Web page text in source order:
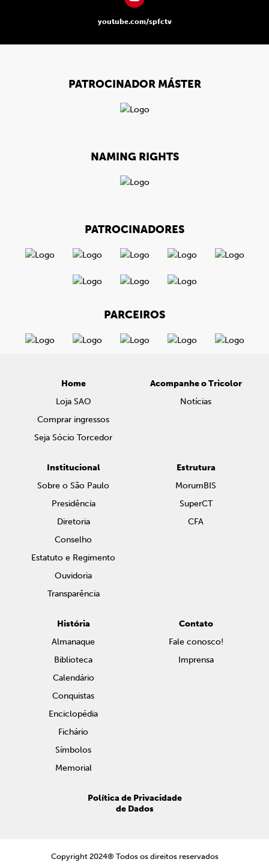
youtube.com/spfctv
PATROCINADOR MÁSTER
NAMING RIGHTS
PATROCINADORES
PARCEIROS
Home
Loja SAO
Comprar ingressos
Seja Sócio Torcedor
Acompanhe o Tricolor
Notícias
Institucional
Sobre o São Paulo
Presidência
Diretoria
Conselho
Estatuto e Regimento
Ouvidoria
Transparência
Estrutura
MorumBIS
SuperCT
CFA
História
Almanaque
Biblioteca
Calendário
Conquistas
Enciclopédia
Fichário
Símbolos
Memorial
Contato
Fale conosco!
Imprensa
Política de Privacidade
de Dados
Copyright 2024® Todos os direitos reservados